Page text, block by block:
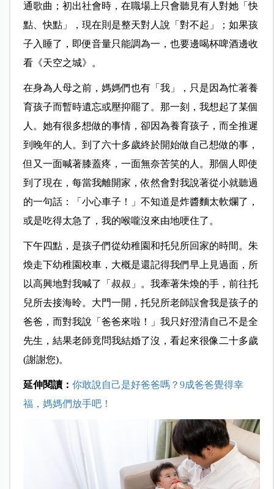
通歌曲；初出社會時，在職場上只會聽見有人對她「快
點、快點」，現在則是整天對人說「對不起」；如果孩
子入睡了，即便音量只能調為一，也要邊喝杯啤酒邊收
看《天空之城》。
在身為人母之前，媽媽們也有「我」，只是因為忙著養
育孩子而暫時遺忘或壓抑罷了。那一刻，我想起了某個
人。她有很多想做的事情，卻因為養育孩子，而全推遲
到晚年的人。到了六十多歲終於開始做自己想做的事，
但又一面喊著膝蓋疼，一面無奈苦笑的人。那個人即使
到了現在，每當我離開家，依然會對我說著從小就聽過
的一句話：「小心車子！」不知道是炸醬麵太軟爛了，
或是吃得太急了，我的喉嚨沒來由地哽住了。
下午四點，是孩子們從幼稚園和托兒所回家的時間。朱
煥走下幼稚園校車， 大概是還記得我們早上見過面，所
以高興地對我喊了「叔叔」。我牽著朱煥的手，前往托
兒所去接海昤。大門一開，托兒所老師誤會我是孩子的
爸爸，而對我說「爸爸來啦！」我只好澄清自己不是全
先生，結果老師竟問我結婚了沒，看起來很像二十多歲
(謝謝您)。
延伸閱讀： 你敢說自己是好爸爸嗎？9成爸爸覺得幸
福，媽媽們放手吧！